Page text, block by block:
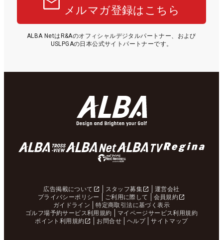
メルマガ登録はこちら
ALBA NetはR&Aのオフィシャルデジタルパートナー、および
USLPGAの日本公式サイトパートナーです。
広告掲載について スタッフ募集
運営会社
プライバシーポリシー
ご利用に際して
会員規約
ガイドライン
特定商取引法に基づく表示
ゴルフ場予約サービス利用規約
マイページサービス利用規約
ポイント利用規約
お問合せ ヘルプ サイトマップ